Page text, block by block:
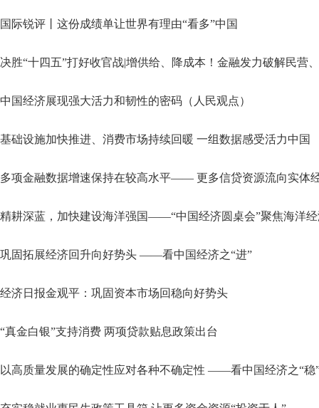
国际锐评丨这份成绩单让世界有理由“看多”中国
决胜“十四五”打好收官战|增供给、降成本！金融发力破解民营
中国经济展现强大活力和韧性的密码（人民观点）
基础设施加快推进、消费市场持续回暖 一组数据感受活力中国
多项金融数据增速保持在较高水平—— 更多信贷资源流向实体
精耕深蓝，加快建设海洋强国——“中国经济圆桌会”聚焦海洋
巩固拓展经济回升向好势头 ——看中国经济之“进”
经济日报金观平：巩固资本市场回稳向好势头
“真金白银”支持消费 两项贷款贴息政策出台
以高质量发展的确定性应对各种不确定性 ——看中国经济之“稳